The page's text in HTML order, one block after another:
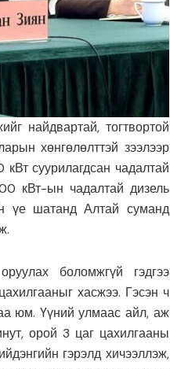
найдвартай, тогтвортой
хөнгөлөлттэй зээлээр
кВт суурилагдсан чадалтай
кВт-ын чадалтай дизель
үе шатанд Алтай суманд
боломжгүй гэдгээ
хасжээ. Гэсэн ч
юм. Үүний улмаас айл, аж
орой 3 цаг цахилгааны
гэрэлд хичээллэж,